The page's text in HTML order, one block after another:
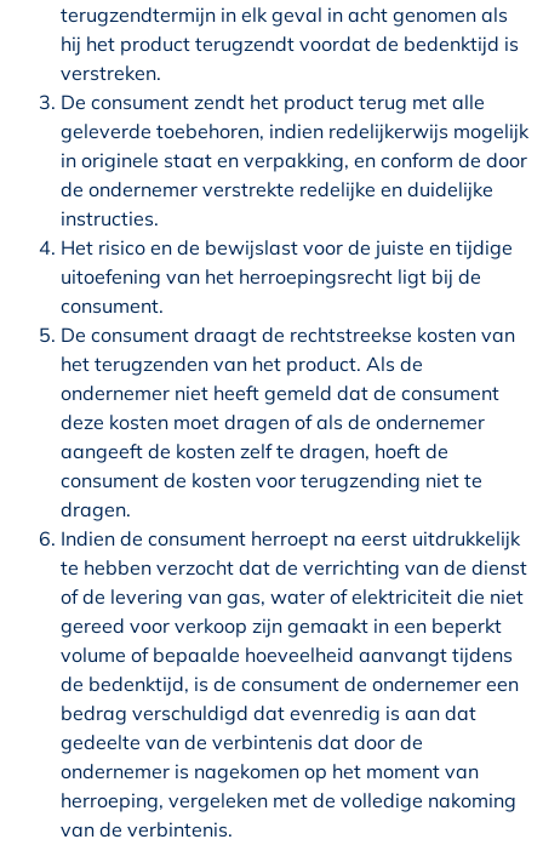
terugzendtermijn in elk geval in acht genomen als
hij het product terugzendt voordat de bedenktijd is
verstreken.
De consument zendt het product terug met alle
geleverde toebehoren, indien redelijkerwijs mogelijk
in originele staat en verpakking, en conform de door
de ondernemer verstrekte redelijke en duidelijke
instructies.
Het risico en de bewijslast voor de juiste en tijdige
uitoefening van het herroepingsrecht ligt bij de
consument.
De consument draagt de rechtstreekse kosten van
het terugzenden van het product. Als de
ondernemer niet heeft gemeld dat de consument
deze kosten moet dragen of als de ondernemer
aangeeft de kosten zelf te dragen, hoeft de
consument de kosten voor terugzending niet te
dragen.
Indien de consument herroept na eerst uitdrukkelijk
te hebben verzocht dat de verrichting van de dienst
of de levering van gas, water of elektriciteit die niet
gereed voor verkoop zijn gemaakt in een beperkt
volume of bepaalde hoeveelheid aanvangt tijdens
de bedenktijd, is de consument de ondernemer een
bedrag verschuldigd dat evenredig is aan dat
gedeelte van de verbintenis dat door de
ondernemer is nagekomen op het moment van
herroeping, vergeleken met de volledige nakoming
van de verbintenis.